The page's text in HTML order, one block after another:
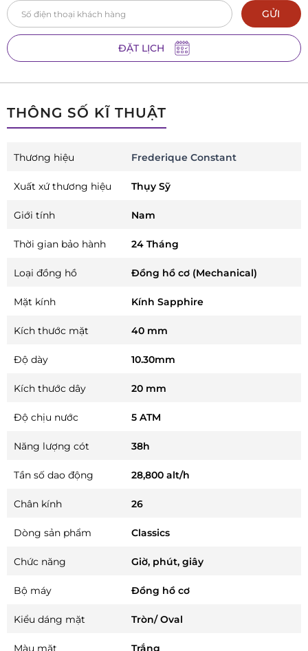
GỬI
ĐẶT LỊCH
THÔNG SỐ KĨ THUẬT
Thương hiệu Frederique Constant
Xuất xứ thương hiệu Thụy Sỹ
Giới tính Nam
Thời gian bảo hành 24 Tháng
Loại đồng hồ Đồng hồ cơ (Mechanical)
Mặt kính Kính Sapphire
Kích thước mặt 40 mm
Độ dày 10.30mm
Kích thước dây 20 mm
Độ chịu nước 5 ATM
Năng lượng cót 38h
Tần số dao động 28,800 alt/h
Chân kính 26
Dòng sản phẩm Classics
Chức năng Giờ, phút, giây
Bộ máy Đồng hồ cơ
Kiểu dáng mặt Tròn/ Oval
Màu mặt Trắng